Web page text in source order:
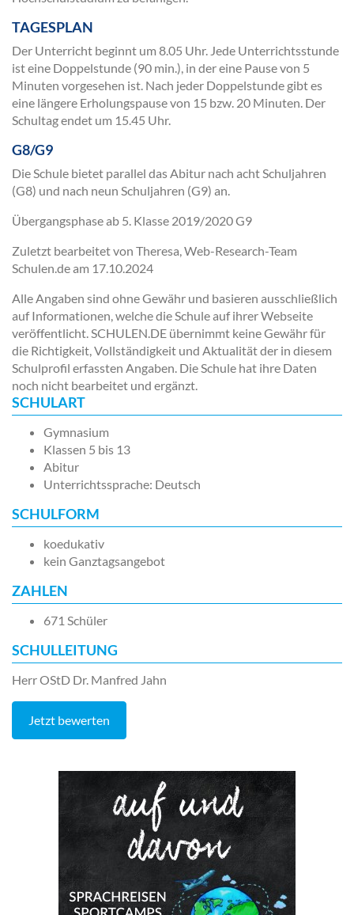
TAGESPLAN
Der Unterricht beginnt um 8.05 Uhr. Jede Unterrichtsstunde
ist eine Doppelstunde (90 min.), in der eine Pause von 5
Minuten vorgesehen ist. Nach jeder Doppelstunde gibt es
eine längere Erholungspause von 15 bzw. 20 Minuten. Der
Schultag endet um 15.45 Uhr.
G8/G9
Die Schule bietet parallel das Abitur nach acht Schuljahren
(G8) und nach neun Schuljahren (G9) an.
Übergangsphase ab 5. Klasse 2019/2020 G9
Zuletzt bearbeitet von Theresa, Web-Research-Team
Schulen.de am 17.10.2024
Alle Angaben sind ohne Gewähr und basieren ausschließlich
auf Informationen, welche die Schule auf ihrer Webseite
veröffentlicht. SCHULEN.DE übernimmt keine Gewähr für
die Richtigkeit, Vollständigkeit und Aktualität der in diesem
Schulprofil erfassten Angaben. Die Schule hat ihre Daten
noch nicht bearbeitet und ergänzt.
SCHULART
Gymnasium
Klassen 5 bis 13
Abitur
Unterrichtssprache: Deutsch
SCHULFORM
koedukativ
kein Ganztagsangebot
ZAHLEN
671 Schüler
SCHULLEITUNG
Herr OStD Dr. Manfred Jahn
Jetzt bewerten